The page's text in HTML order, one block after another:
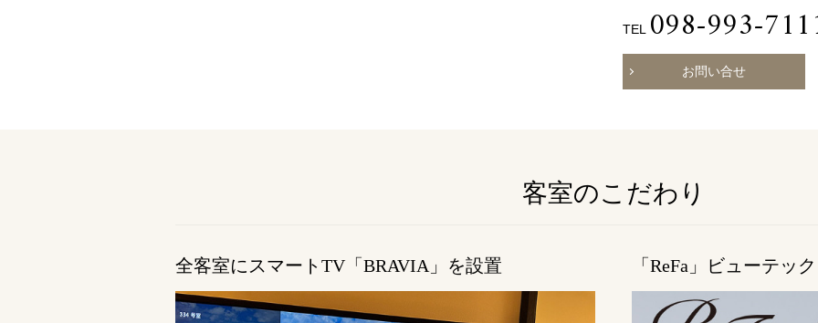
TEL 098-993-
お問い合せ
客室のこだわり
全客室にスマートTV「BRAVIA」を設置 「ReFa」ビューテッ